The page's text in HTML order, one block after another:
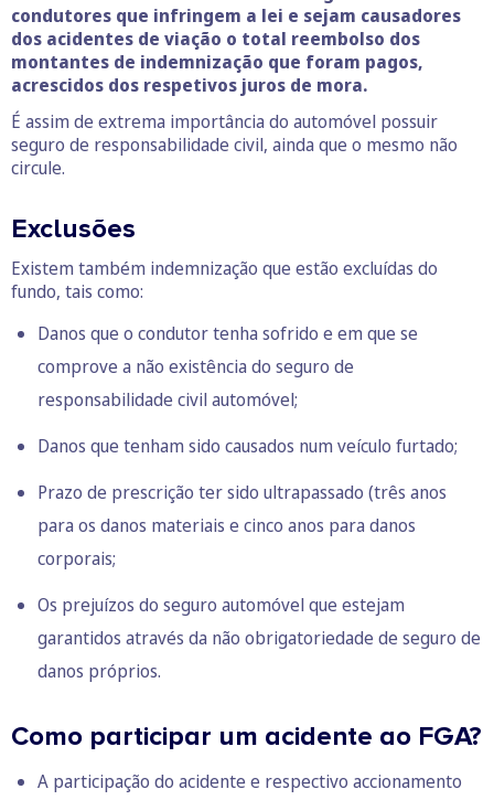
condutores que infringem a lei e sejam causadores
dos acidentes de viação o total reembolso dos
montantes de indemnização que foram pagos,
acrescidos dos respetivos juros de mora.
É assim de extrema importância do automóvel possuir
seguro de responsabilidade civil, ainda que o mesmo não
circule.
Exclusões
Existem também indemnização que estão excluídas do
fundo, tais como:
Danos que o condutor tenha sofrido e em que se
comprove a não existência do seguro de
responsabilidade civil automóvel;
Danos que tenham sido causados num veículo furtado;
Prazo de prescrição ter sido ultrapassado (três anos
para os danos materiais e cinco anos para danos
corporais;
Os prejuízos do seguro automóvel que estejam
garantidos através da não obrigatoriedade de seguro de
danos próprios.
Como participar um acidente ao FGA?
A participação do acidente e respectivo accionamento